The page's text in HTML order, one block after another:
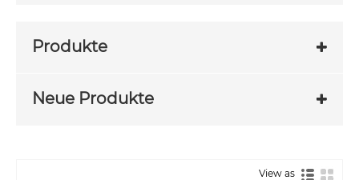
Produkte
Neue Produkte
View as